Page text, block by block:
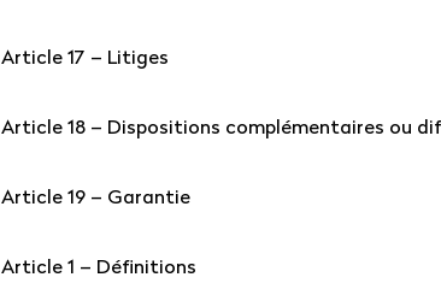
Article 17 – Litiges
Article 18 – Dispositions complémentaires ou
Article 19 – Garantie
Article 1 – Définitions